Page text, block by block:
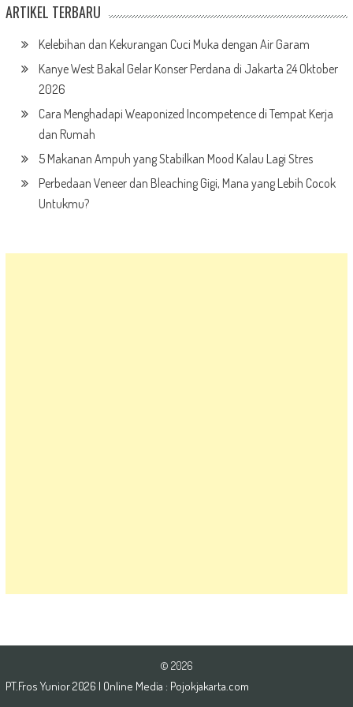
ARTIKEL TERBARU
Kelebihan dan Kekurangan Cuci Muka dengan Air Garam
Kanye West Bakal Gelar Konser Perdana di Jakarta 24 Oktober
2026
Cara Menghadapi Weaponized Incompetence di Tempat Kerja
dan Rumah
5 Makanan Ampuh yang Stabilkan Mood Kalau Lagi Stres
Perbedaan Veneer dan Bleaching Gigi, Mana yang Lebih Cocok
Untukmu?
© 2026
PT.Fros Yunior2026 | Online Media : Pojokjakarta.com